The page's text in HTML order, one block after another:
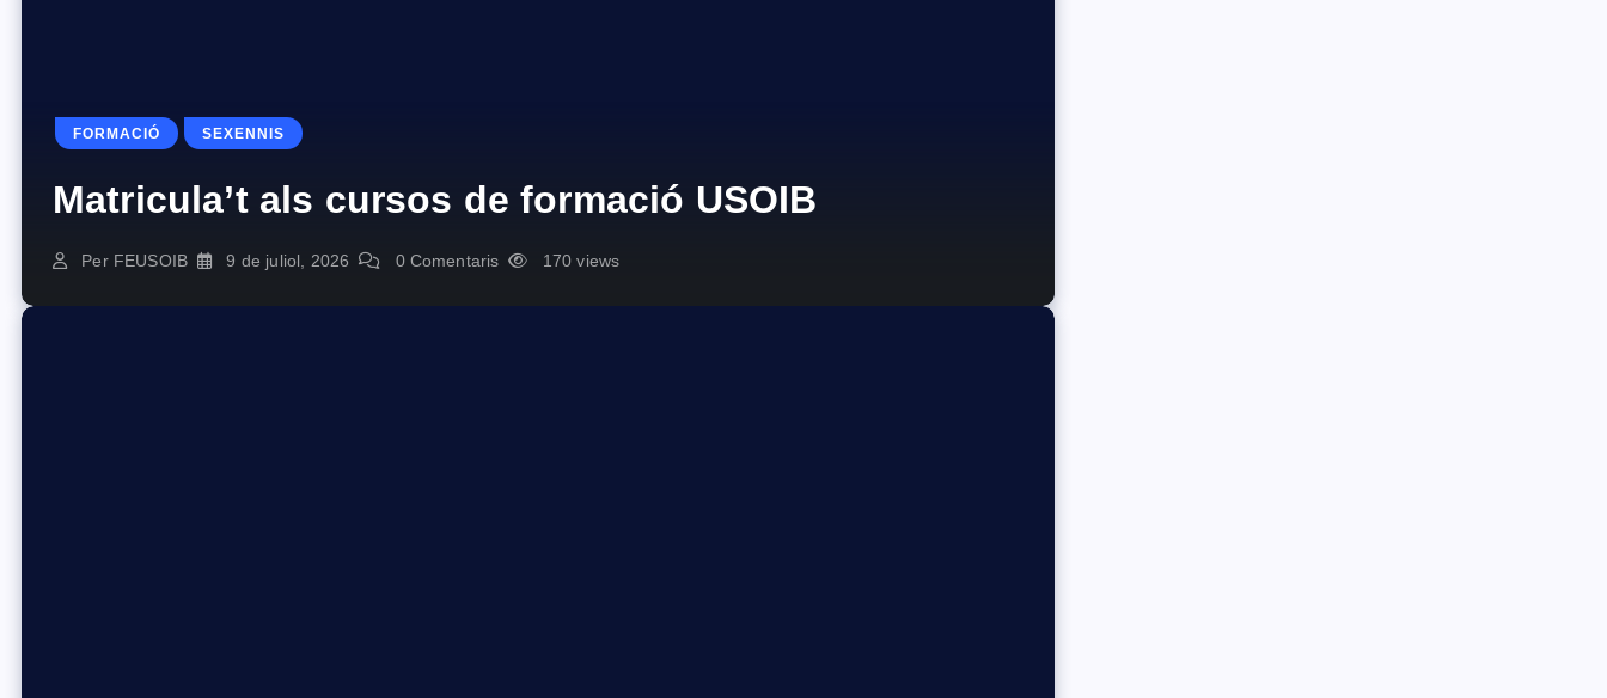
FORMACIÓ SEXENNIS
Matricula’t als cursos de formació USOIB
Per FEUSOIB 9 de juliol, 2026 0 Comentaris 170 views